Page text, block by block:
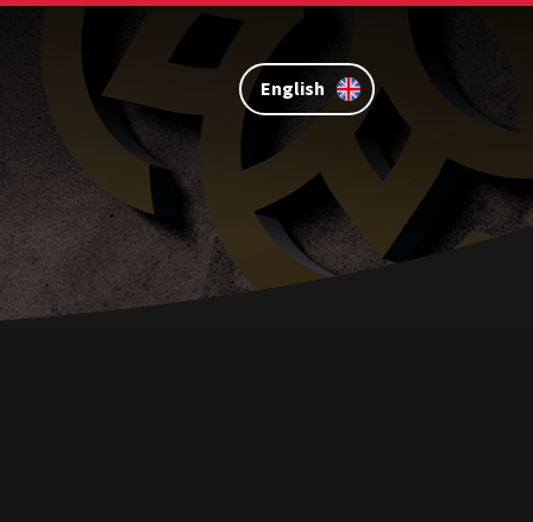
English